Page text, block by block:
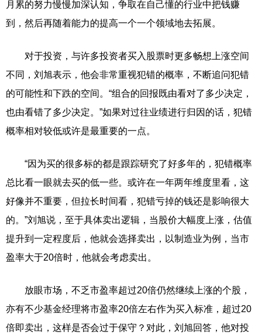
月累的努力慢慢加深认知，争取在自己懂的行业中把钱赚
到，然后再随着能力的提高一个一个领域地去拓展。
对于投资，与许多投资者买入股票时更多畅想上涨空间
不同，刘旭表示，他会非常重视犯错的概率，不断追问犯错
的可能性和下跌的空间。“组合的回报既由看对了多少决定，
也由看错了多少决定。”如果对过往业绩进行归因的话，犯错
概率相对较低或许是最重要的一点。
“因为买的很多标的都是跟踪研究了好多年的，犯错概率
总比看一眼就去买的低一些。或许在一年两年维度里看，这
好像并不重要，但拉长时间看，犯错亏掉的钱还是影响很大
的。”刘旭说，至于具体卖出逻辑，当股价大幅度上涨，估值
提升到一定程度后，他就会选择卖出，以制造业为例，当市
盈率大于20倍时，他就会考虑卖出。
放眼市场，不乏市盈率超过20倍仍然继续上涨的个股，
亦有不少基金经理将市盈率20倍左右作为买入标准，超过20
倍即卖出，这样是否会过于保守？对此，刘旭回答，他对投